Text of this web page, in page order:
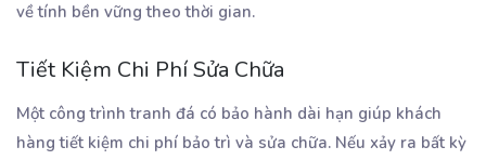
về tính bền vững theo thời gian.
Tiết Kiệm Chi Phí Sửa Chữa
Một công trình tranh đá có bảo hành dài hạn giúp khách
hàng tiết kiệm chi phí bảo trì và sửa chữa. Nếu xảy ra bất kỳ